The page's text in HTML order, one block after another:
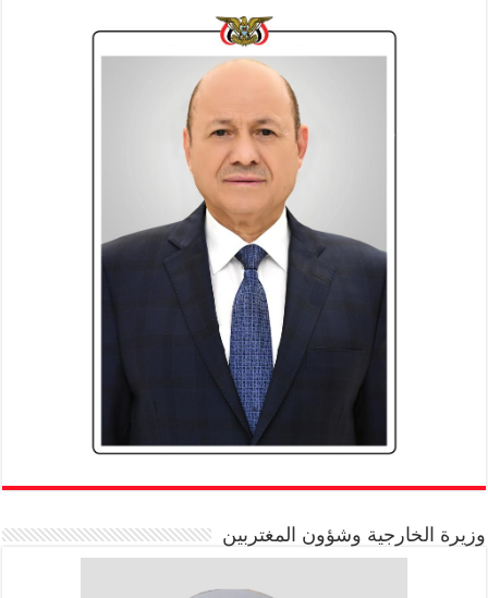
وزيرة الخارجية وشؤون المغتربين